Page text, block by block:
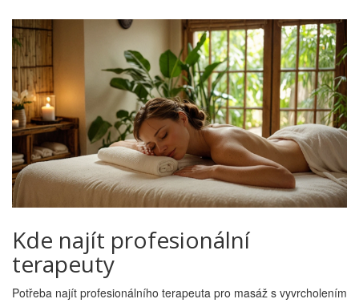
Kde najít profesionální
terapeuty
Potřeba najít profesionálního terapeuta pro masáž s vyvrcholením